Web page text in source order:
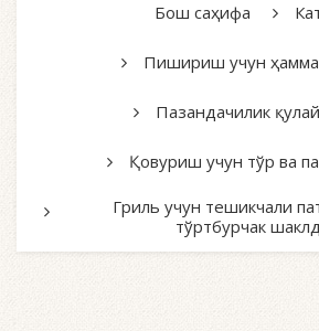
Бош саҳифа
Пишириш учун ҳамма
Пазандачилик
Қовуриш учун тўр ва
Гриль учун тешикчали
тўртбурчак